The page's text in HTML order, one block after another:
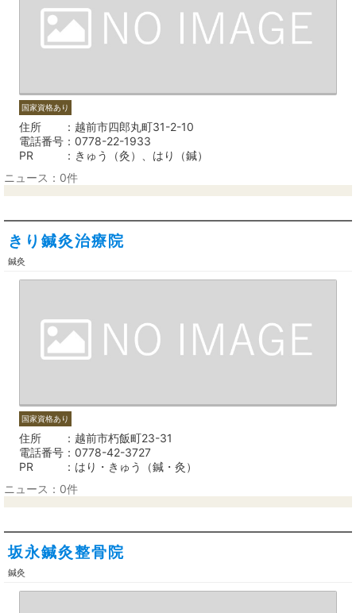
国家資格あり
住所
越前市四郎丸町31-2-10
電話番号
0778-22-1933
PR
きゅう（灸）、はり（鍼）
ニュース：0件
きり鍼灸治療院
鍼灸
国家資格あり
住所
越前市朽飯町23-31
電話番号
0778-42-3727
PR
はり・きゅう（鍼・灸）
ニュース：0件
坂永鍼灸整骨院
鍼灸